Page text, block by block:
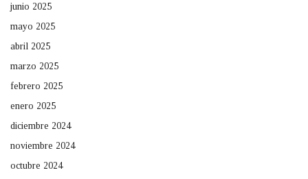
junio 2025
mayo 2025
abril 2025
marzo 2025
febrero 2025
enero 2025
diciembre 2024
noviembre 2024
octubre 2024